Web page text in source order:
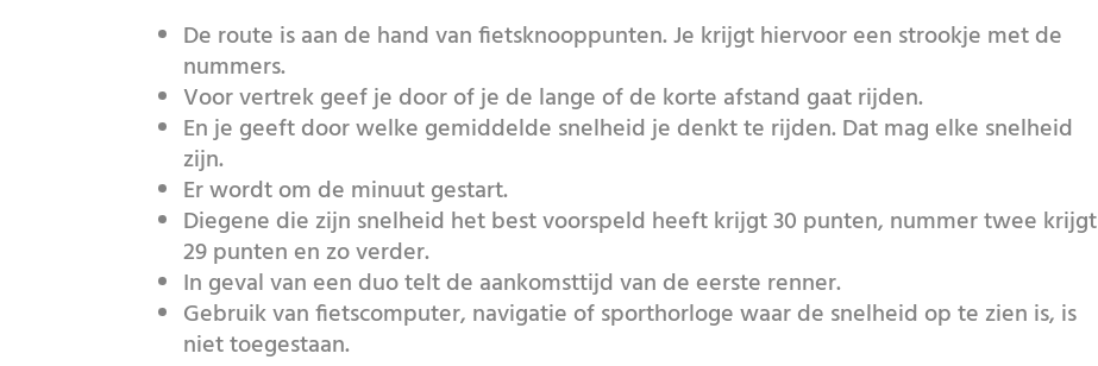
De route is aan de hand van fietsknooppunten. Je krijgt hiervoor een strookje met de
nummers.
Voor vertrek geef je door of je de lange of de korte afstand gaat rijden.
En je geeft door welke gemiddelde snelheid je denkt te rijden. Dat mag elke snelheid
zijn.
Er wordt om de minuut gestart.
Diegene die zijn snelheid het best voorspeld heeft krijgt 30 punten, nummer twee krijgt
29 punten en zo verder.
In geval van een duo telt de aankomsttijd van de eerste renner.
Gebruik van fietscomputer, navigatie of sporthorloge waar de snelheid op te zien is, is
niet toegestaan.